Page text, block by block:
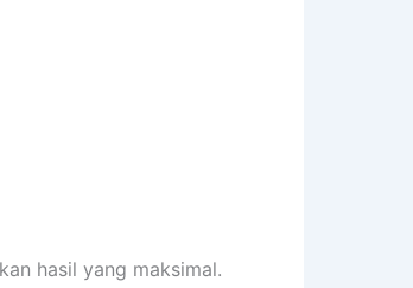
hasil yang maksimal.